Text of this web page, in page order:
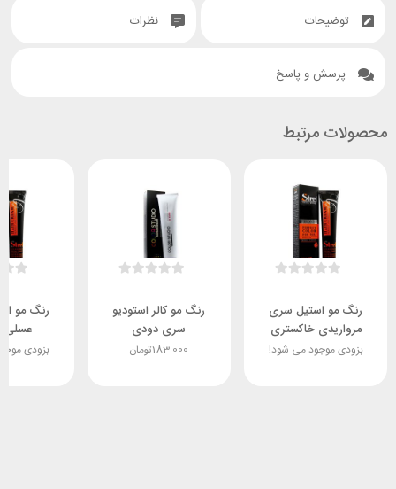
توضیحات نظرات
پرسش و پاسخ
محصولات مرتبط
رنگ مو استیل سری
مرواریدی خاکستری
بزودی موجود می شود!
رنگ مو کالر استودیو
سری دودی
تومان183.000
رنگ مو
عسلی
بزودی